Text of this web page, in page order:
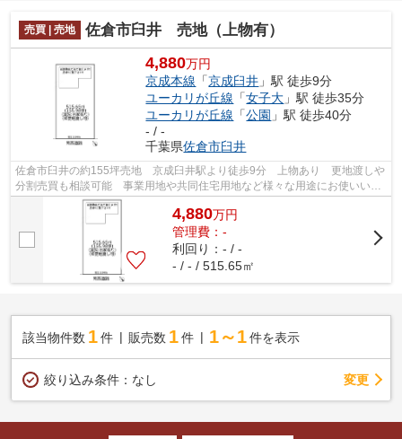
売買 | 売地 佐倉市臼井 売地（上物有）
4,880万円
京成本線 「京成臼井 」駅 徒歩9分
ユーカリが丘線 「女子大 」駅 徒歩35分
ユーカリが丘線 「公園 」駅 徒歩40分
- / -
千葉県佐倉市臼井
佐倉市臼井の約155坪売地 京成臼井駅より徒歩9分 上物あり 更地渡しや
分割売買も相談可能 事業用地や共同住宅用地など様々な用途にお使いいた
だけます
4,880万円
管理費：-
利回り：- / -
- / - / 515.65㎡
該当物件数 1件 販売数 1 件 1～1 件を表示
絞り込み条件： なし 変更